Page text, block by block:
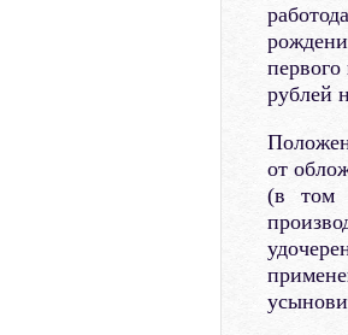
рублей
от
(в том